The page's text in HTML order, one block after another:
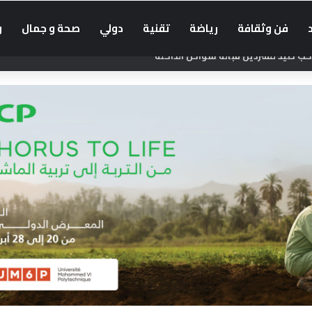
فن وثقافة رياضة تقنية دولي صحة و جمال